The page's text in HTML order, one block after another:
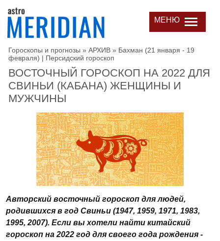
МЕНЮ
Гороскопы и прогнозы » АРХИВ » Бахман (21 января - 19
февраля) | Персидский гороскоп
ВОСТОЧНЫЙ ГОРОСКОП НА 2022 ДЛЯ
СВИНЬИ (КАБАНА) ЖЕНЩИНЫ И
МУЖЧИНЫ
Авторский восточный гороскоп для людей,
родившихся в год Свиньи (1947, 1959, 1971, 1983,
1995, 2007). Если вы хотели найти китайский
гороскоп на 2022 год для своего года рождения -